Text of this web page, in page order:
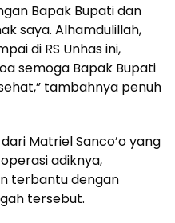
Bapak Bupati dan
saya. Alhamdulillah,
di RS Unhas ini,
semoga Bapak Bupati
tambahnya penuh
Matriel Sanco’o yang
adiknya,
terbantu dengan
tersebut.